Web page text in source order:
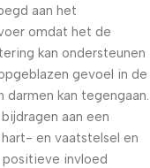
aan het
omdat het de
kan ondersteunen
gevoel in de
darmen kan tegengaan.
aan een
en vaatstelsel en
positieve invloed